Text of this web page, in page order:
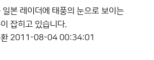
일본 레이더에 태풍의 눈으로 보이는
잡히고 있습니다.
2011-08-04 00:34:01